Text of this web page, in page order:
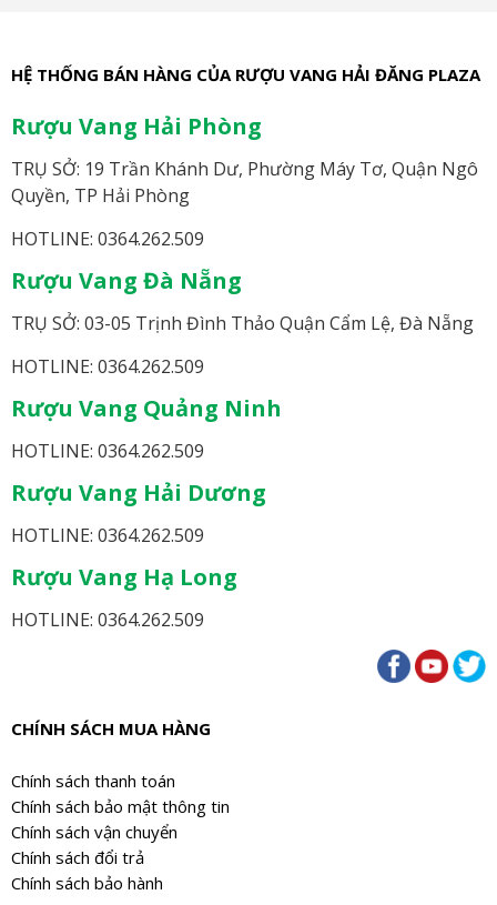
HỆ THỐNG BÁN HÀNG CỦA RƯỢU VANG HẢI ĐĂNG PLAZA
Rượu Vang Hải Phòng
TRỤ SỞ: 19 Trần Khánh Dư, Phường Máy Tơ, Quận Ngô
Quyền, TP Hải Phòng
HOTLINE: 0364.262.509
Rượu Vang Đà Nẵng
TRỤ SỞ: 03-05 Trịnh Đình Thảo Quận Cẩm Lệ, Đà Nẵng
HOTLINE: 0364.262.509
Rượu Vang Quảng Ninh
HOTLINE: 0364.262.509
Rượu Vang Hải Dương
HOTLINE: 0364.262.509
Rượu Vang Hạ Long
HOTLINE: 0364.262.509
CHÍNH SÁCH MUA HÀNG
Chính sách thanh toán
Chính sách bảo mật thông tin
Chính sách vận chuyển
Chính sách đổi trả
Chính sách bảo hành